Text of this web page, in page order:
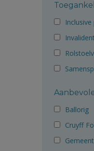
Ballorig
Cruyff